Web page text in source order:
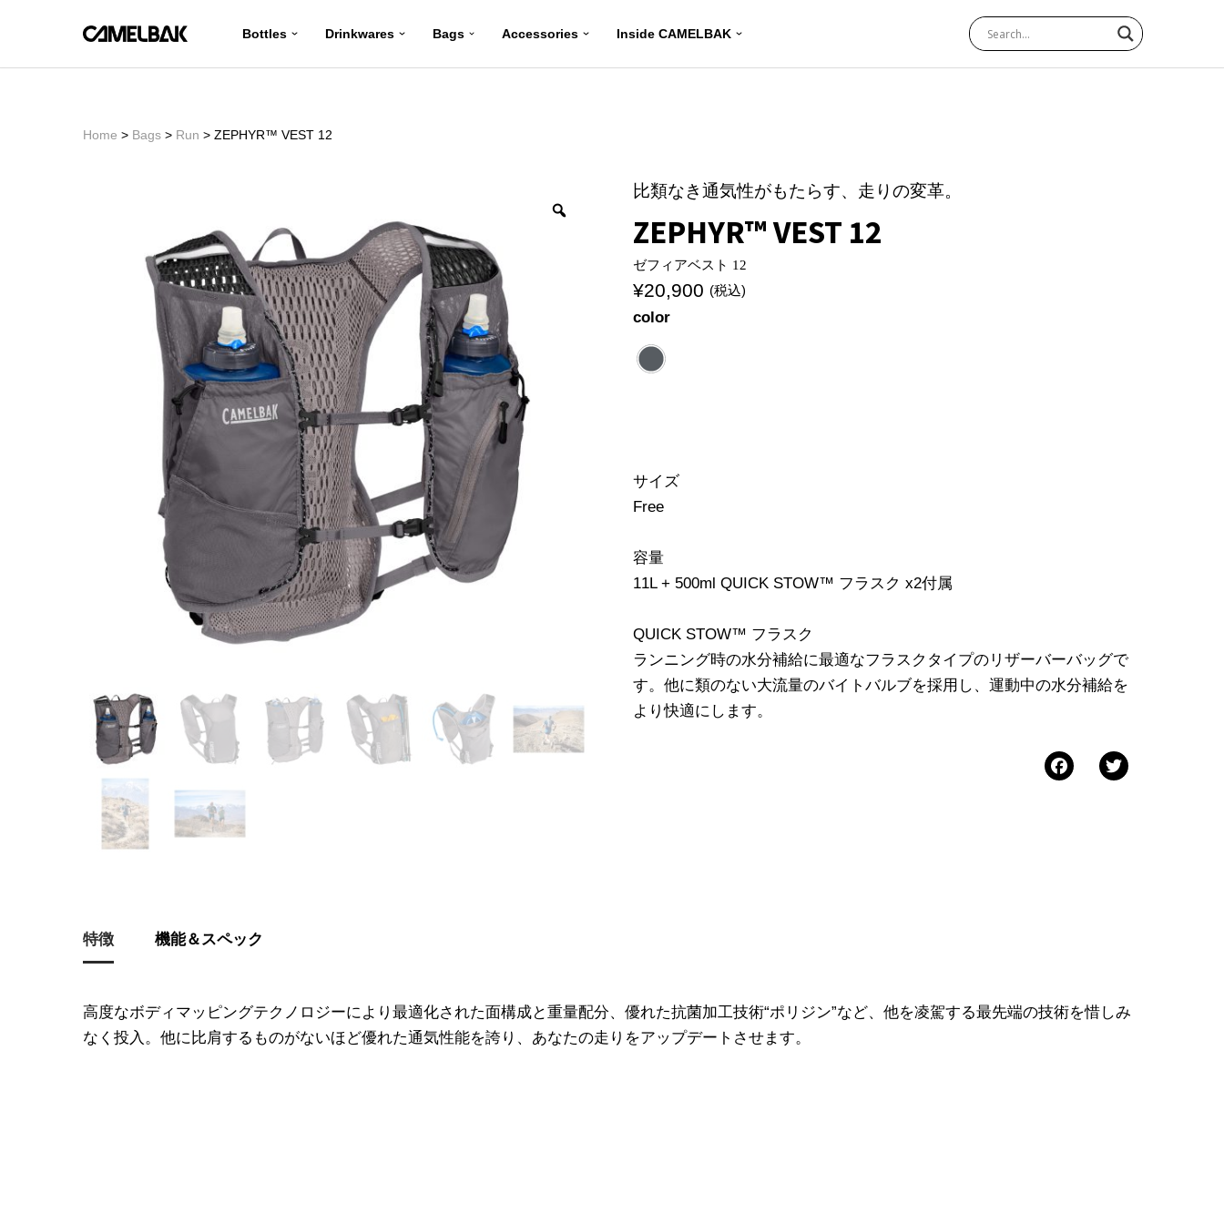
Bottles Drinkwares Bags Accessories Inside CAMELBAK
Home > Bags > Run > ZEPHYR™ VEST 12
比類なき通気性がもたらす、走りの変革。
ZEPHYR™ VEST 12
ゼフィアベスト 12
¥20,900 (税込)
color
サイズ
Free
容量
11L + 500ml QUICK STOW™ フラスク x2付属
QUICK STOW™ フラスク
ランニング時の水分補給に最適なフラスクタイプのリザーバーバッグで
す。他に類のない大流量のバイトバルブを採用し、運動中の水分補給を
より快適にします。
Facebook
Twitter
特徴 機能＆スペック
高度なボディマッピングテクノロジーにより最適化された面構成と重量配分、優れた抗菌加工技術“ポリジン”など、他を凌駕する最先端の技術を惜しみ
なく投入。他に比肩するものがないほど優れた通気性能を誇り、あなたの走りをアップデートさせます。